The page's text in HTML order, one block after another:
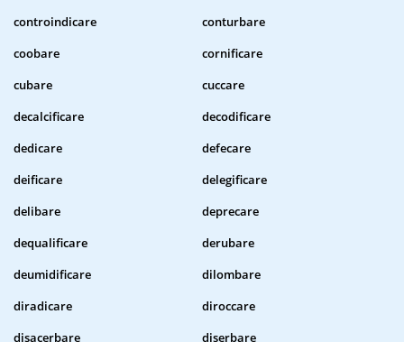
controindicare
conturbare
coobare
cornificare
cubare
cuccare
decalcificare
decodificare
dedicare
defecare
deificare
delegificare
delibare
deprecare
dequalificare
derubare
deumidificare
dilombare
diradicare
diroccare
disacerbare
diserbare